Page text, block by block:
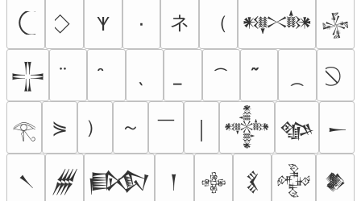
𐊵 ٠ ネ （ 𒀰 𒈔
𒋲
𓂀 ⋟ ） ～ ￣ 𒀱 𒀲 𒀸
𒀹 𒁂 𒁃 𒁹 𒂭 𒃽 𒅒 𒆎